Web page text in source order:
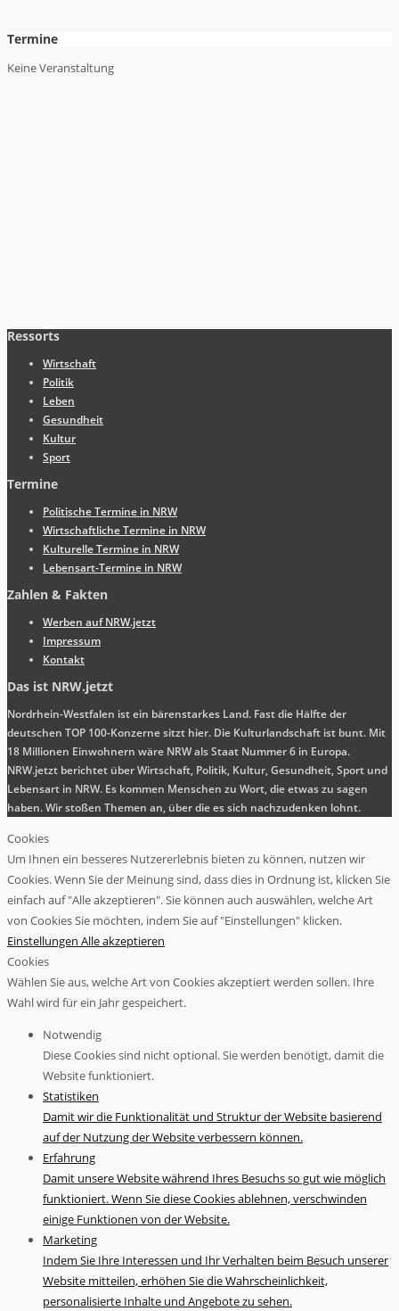
Termine
Keine Veranstaltung
Ressorts
Wirtschaft
Politik
Leben
Gesundheit
Kultur
Sport
Termine
Politische Termine in NRW
Wirtschaftliche Termine in NRW
Kulturelle Termine in NRW
Lebensart-Termine in NRW
Zahlen & Fakten
Werben auf NRW.jetzt
Impressum
Kontakt
Das ist NRW.jetzt
Nordrhein-Westfalen ist ein bärenstarkes Land. Fast die Hälfte der
deutschen TOP 100-Konzerne sitzt hier. Die Kulturlandschaft ist bunt. Mit
18 Millionen Einwohnern wäre NRW als Staat Nummer 6 in Europa.
NRW.jetzt berichtet über Wirtschaft, Politik, Kultur, Gesundheit, Sport und
Lebensart in NRW. Es kommen Menschen zu Wort, die etwas zu sagen
haben. Wir stoßen Themen an, über die es sich nachzudenken lohnt.
Cookies
Um Ihnen ein besseres Nutzererlebnis bieten zu können, nutzen wir
Cookies. Wenn Sie der Meinung sind, dass dies in Ordnung ist, klicken Sie
einfach auf "Alle akzeptieren". Sie können auch auswählen, welche Art
von Cookies Sie möchten, indem Sie auf "Einstellungen" klicken.
Einstellungen Alle akzeptieren
Cookies
Wählen Sie aus, welche Art von Cookies akzeptiert werden sollen. Ihre
Wahl wird für ein Jahr gespeichert.
Notwendig
Diese Cookies sind nicht optional. Sie werden benötigt, damit die
Website funktioniert.
Statistiken
Damit wir die Funktionalität und Struktur der Website basierend
auf der Nutzung der Website verbessern können.
Erfahrung
Damit unsere Website während Ihres Besuchs so gut wie möglich
funktioniert. Wenn Sie diese Cookies ablehnen, verschwinden
einige Funktionen von der Website.
Marketing
Indem Sie Ihre Interessen und Ihr Verhalten beim Besuch unserer
Website mitteilen, erhöhen Sie die Wahrscheinlichkeit,
personalisierte Inhalte und Angebote zu sehen.